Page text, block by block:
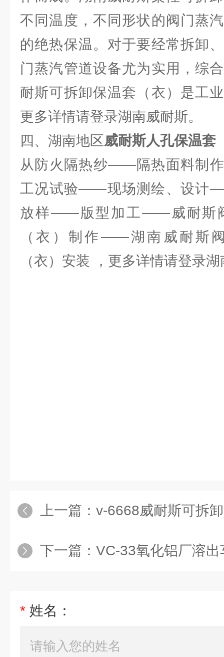
不同温度，不同形状的阀门蒸
的绝热保温。对于要经常拆卸
门蒸汽管道设备尤为实用，综
耐斯可拆卸保温套（衣）是工
更多详情请登录湖南威耐斯。
四、湖南地区威耐斯人孔保温套
从防火隔热纱——隔热面料制
工况试验——现场测绘、设计
放样——版型加工——威耐斯
（衣）制作——湖南威耐斯
（衣）安装 ，更多详情请登录
上一篇： v-6668威耐斯可拆
下一篇： VC-33氧化铝厂溶出车间弯
* 姓名：